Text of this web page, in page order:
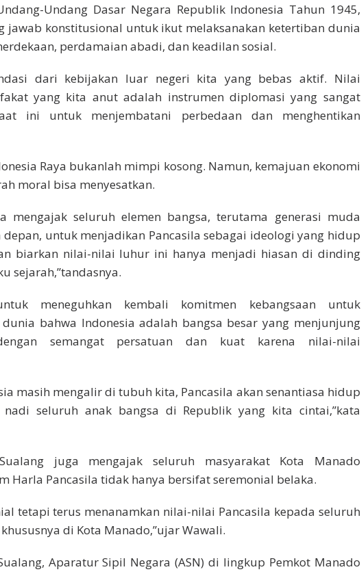
Undang Dasar Negara Republik Indonesia Tahun 1945,
jawab konstitusional untuk ikut melaksanakan ketertiban dunia
perdamaian abadi, dan keadilan sosial.
dari kebijakan luar negeri kita yang bebas aktif. Nilai
yang kita anut adalah instrumen diplomasi yang sangat
ini untuk menjembatani perbedaan dan menghentikan
Raya bukanlah mimpi kosong. Namun, kemajuan ekonomi
moral bisa menyesatkan.
mengajak seluruh elemen bangsa, terutama generasi muda
depan, untuk menjadikan Pancasila sebagai ideologi yang hidup
biarkan nilai-nilai luhur ini hanya menjadi hiasan di dinding
sejarah,”tandasnya.
meneguhkan kembali komitmen kebangsaan untuk
bahwa Indonesia adalah bangsa besar yang menjunjung
semangat persatuan dan kuat karena nilai-nilai
masih mengalir di tubuh kita, Pancasila akan senantiasa hidup
seluruh anak bangsa di Republik yang kita cintai,”kata
juga mengajak seluruh masyarakat Kota Manado
Harla Pancasila tidak hanya bersifat seremonial belaka.
tetapi terus menanamkan nilai-nilai Pancasila kepada seluruh
di Kota Manado,”ujar Wawali.
Aparatur Sipil Negara (ASN) di lingkup Pemkot Manado